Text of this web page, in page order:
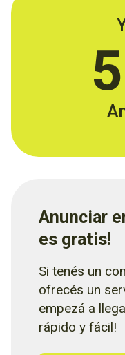
Anunciar
es gratis!
Si tenés un
ofrecés un
empezá a
rápido y fácil!